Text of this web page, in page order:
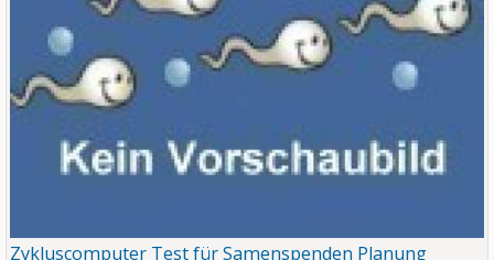
Zykluscomputer Test für Samenspenden Planung